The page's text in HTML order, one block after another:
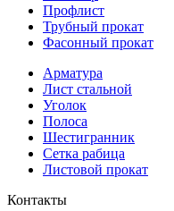
Профлист
Трубный прокат
Фасонный прокат
Арматура
Лист стальной
Уголок
Полоса
Шестигранник
Сетка рабица
Листовой прокат
Контакты